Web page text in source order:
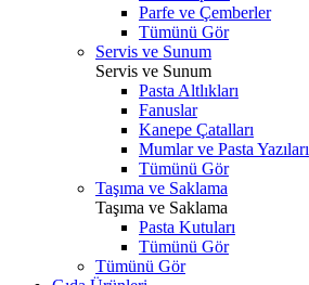
Parfe ve Çemberler
Tümünü Gör
Servis ve Sunum
Servis ve Sunum
Pasta Altlıkları
Fanuslar
Kanepe Çatalları
Mumlar ve Pasta Yazıları
Tümünü Gör
Taşıma ve Saklama
Taşıma ve Saklama
Pasta Kutuları
Tümünü Gör
Tümünü Gör